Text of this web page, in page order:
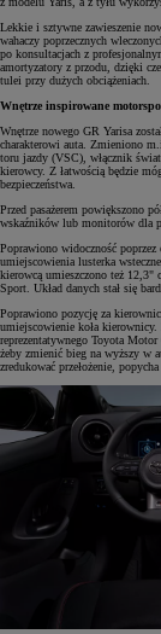
Lekkie i sztywne zawieszenie
wahaczy poprzecznych
po konsultacjach z
amortyzatory z przodu, dzięki
tulei przy dużych obciążeniach.
Wnętrze inspirowane
Wnętrze nowego GR Yarisa
charakterowi auta. Zmieniono
toru jazdy (VSC), włącznik
kierowcy. Z łatwością będzie
bezpieczeństwa.
Przed pasażerem powiększono
wskaźników lub monitorów dla
Poprawiono widoczność
umiejscowienia lusterka
kierowcą umieszczono też
Sport. Układ danych stał się
Poprawiono pozycję za
umiejscowienie koła
reprezentatywnego Toyota
żeby zmienić bieg na wyższy w
zredukować przełożenie, popycha